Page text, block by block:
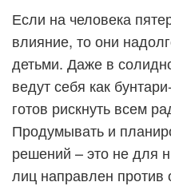
Если на человека
влияние, то они
детьми. Даже в
ведут себя как
готов рискнуть всем
Продумывать и
решений – это не для
лиц направлен